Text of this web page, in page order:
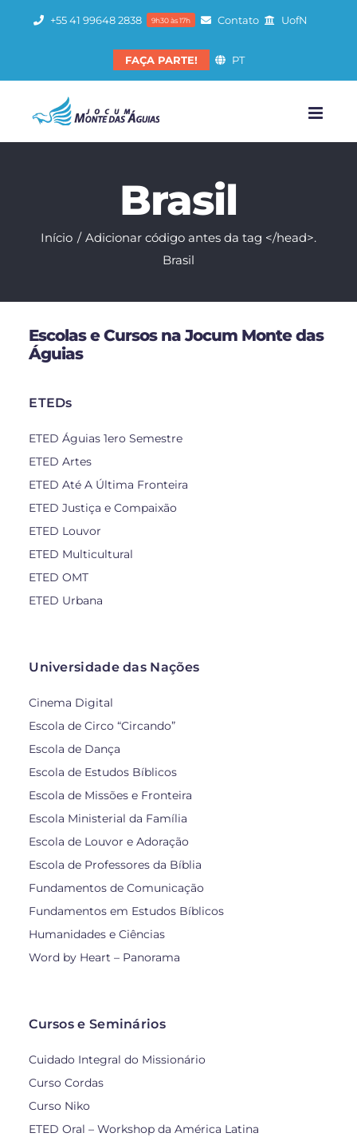
conteúdo
+55 41 99648 2838 9h30 às 17h Contato UofN
FAÇA PARTE! PT
Brasil
Início
Adicionar código antes da tag </head>.
Brasil
Escolas e Cursos na Jocum Monte das
Águias
ETEDs
ETED Águias 1ero Semestre
ETED Artes
ETED Até A Última Fronteira
ETED Justiça e Compaixão
ETED Louvor
ETED Multicultural
ETED OMT
ETED Urbana
Universidade das Nações
Cinema Digital
Escola de Circo “Circando”
Escola de Dança
Escola de Estudos Bíblicos
Escola de Missões e Fronteira
Escola Ministerial da Família
Escola de Louvor e Adoração
Escola de Professores da Bíblia
Fundamentos de Comunicação
Fundamentos em Estudos Bíblicos
Humanidades e Ciências
Word by Heart – Panorama
Cursos e Seminários
Cuidado Integral do Missionário
Curso Cordas
Curso Niko
ETED Oral – Workshop da América Latina